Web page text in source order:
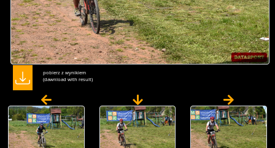
pobierz z wynikiem
(dawnload with result)